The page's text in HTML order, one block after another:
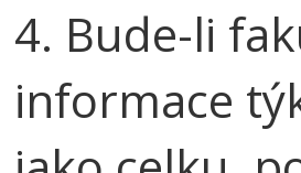
4. Bude-li
informace